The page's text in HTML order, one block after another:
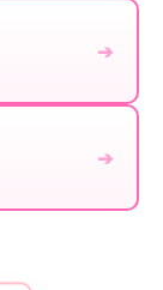
➔
➔